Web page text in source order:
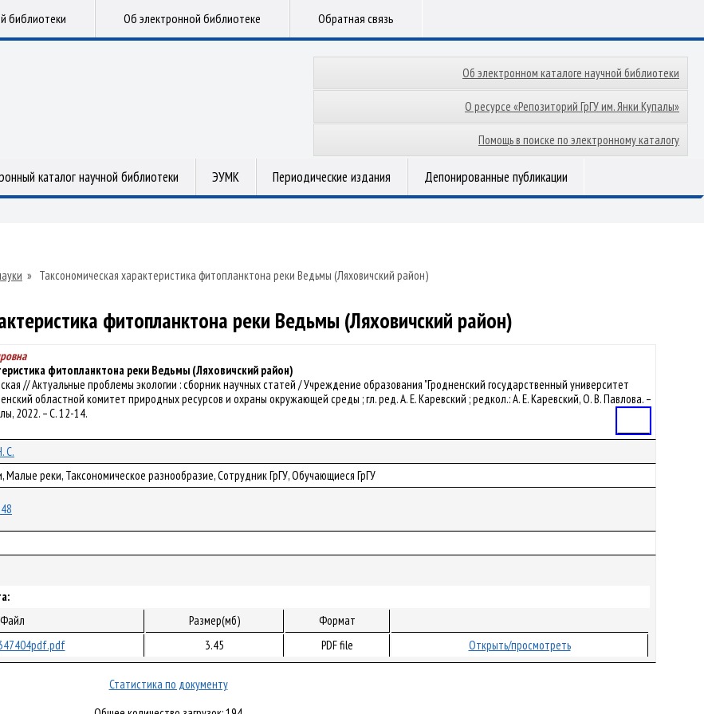
библиотеки Об электронной библиотеке Обратная связь
Об электронном каталоге научной библиотеки
О ресурсе «Репозиторий ГрГУ им. Янки Купалы»
Помощь в поиске по электронному каталогу
каталог научной библиотеки ЭУМК Периодические издания Депонированные публикации
» Таксономическая характеристика фитопланктона реки Ведьмы (Ляховичский район)
фитопланктона реки Ведьмы (Ляховичский район)
фитопланктона реки Ведьмы (Ляховичский район)
// Актуальные проблемы экологии : сборник научных статей / Учреждение образования "Гродненский государственный университет
областной комитет природных ресурсов и охраны окружающей среды ; гл. ред. А. Е. Каревский ; редкол.: А. Е. Каревский, О. В. Павлова. –
2022. – С. 12-14.
С.
реки, Таксономическое разнообразие, Сотрудник ГрГУ, Обучающиеся ГрГУ
Файл
Размер(мб)
Формат
3.45 PDF file Открыть/просмотреть
Статистика по документу